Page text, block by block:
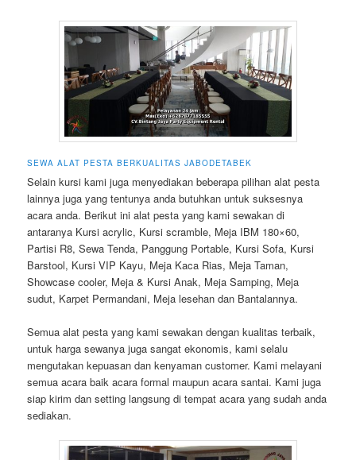
SEWA ALAT PESTA BERKUALITAS JABODETABEK
Selain kursi kami juga menyediakan beberapa pilihan alat pesta
lainnya juga yang tentunya anda butuhkan untuk suksesnya
acara anda. Berikut ini alat pesta yang kami sewakan di
antaranya Kursi acrylic, Kursi scramble, Meja IBM 180×60,
Partisi R8, Sewa Tenda, Panggung Portable, Kursi Sofa, Kursi
Barstool, Kursi VIP Kayu, Meja Kaca Rias, Meja Taman,
Showcase cooler, Meja & Kursi Anak, Meja Samping, Meja
sudut, Karpet Permandani, Meja lesehan dan Bantalannya.
Semua alat pesta yang kami sewakan dengan kualitas terbaik,
untuk harga sewanya juga sangat ekonomis, kami selalu
mengutakan kepuasan dan kenyaman customer. Kami melayani
semua acara baik acara formal maupun acara santai. Kami juga
siap kirim dan setting langsung di tempat acara yang sudah anda
sediakan.